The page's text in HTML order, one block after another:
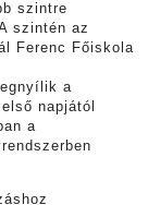
szintre
szintén az
Ferenc Főiskola
a
napjától
a